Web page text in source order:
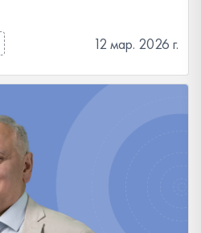
12 мар. 2026 г.